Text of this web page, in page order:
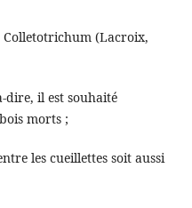
Colletotrichum (Lacroix,
dire, il est souhaité
morts ;
les cueillettes soit aussi